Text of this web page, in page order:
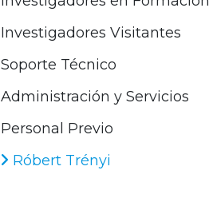
Investigadores Visitantes
Soporte Técnico
Administración y Servicios
Personal Previo
Róbert Trényi